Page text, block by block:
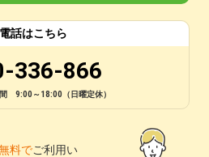
話はこちら
336-866
9:00～18:00（日曜定休）
料でご利用い